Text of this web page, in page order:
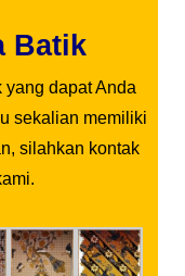
Batik
yang dapat Anda
sekalian memiliki
silahkan kontak